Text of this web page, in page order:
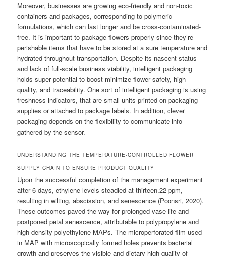
Moreover, businesses are growing eco-friendly and non-toxic
containers and packages, corresponding to polymeric
formulations, which can last longer and be cross-contaminated-
free. It is important to package flowers properly since they’re
perishable items that have to be stored at a sure temperature and
hydrated throughout transportation. Despite its nascent status
and lack of full-scale business viability, intelligent packaging
holds super potential to boost minimize flower safety, high
quality, and traceability. One sort of intelligent packaging is using
freshness indicators, that are small units printed on packaging
supplies or attached to package labels. In addition, clever
packaging depends on the flexibility to communicate info
gathered by the sensor.
UNDERSTANDING THE TEMPERATURE-CONTROLLED FLOWER
SUPPLY CHAIN TO ENSURE PRODUCT QUALITY
Upon the successful completion of the management experiment
after 6 days, ethylene levels steadied at thirteen.22 ppm,
resulting in wilting, abscission, and senescence (Poonsri, 2020).
These outcomes paved the way for prolonged vase life and
postponed petal senescence, attributable to polypropylene and
high-density polyethylene MAPs. The microperforated film used
in MAP with microscopically formed holes prevents bacterial
growth and preserves the visible and dietary high quality of